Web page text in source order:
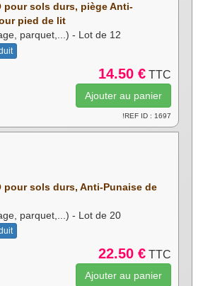
pour sols durs, piège Anti-
pied de lit
parquet,...) - Lot de 12
14.50 € TTC
!REF ID : 1697
pour sols durs, Anti-Punaise de
parquet,...) - Lot de 20
22.50 € TTC